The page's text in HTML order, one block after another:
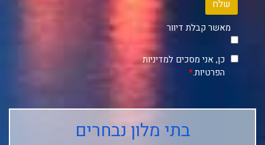
שלח
מאשר קבלת דיוור
כן, אני מסכים למדיניות
הפרטיות.*
בתי מלון נבחרים